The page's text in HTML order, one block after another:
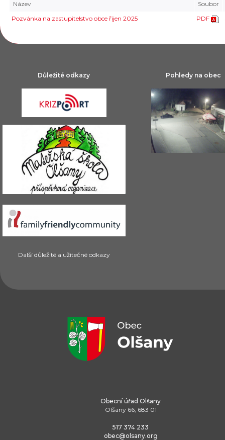
Název
Soubor
Pozvánka na zastupitelstvo obce říjen 2025
PDF
Důležité odkazy
Další důležité a užitečné odkazy
Pohledy na obec
Obecní úřad Olšany
Olšany 66, 683 01
517 374 233
obec@olsany.org